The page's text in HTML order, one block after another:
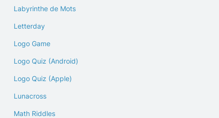
Labyrinthe de Mots
Letterday
Logo Game
Logo Quiz (Android)
Logo Quiz (Apple)
Lunacross
Math Riddles